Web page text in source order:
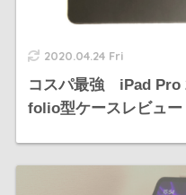
2020.04.24 Fri
コスパ最強 iPad
folio型ケースレビュー